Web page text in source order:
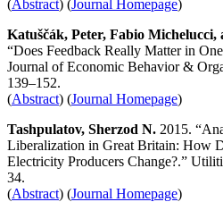
(Abstract) (Journal Homepage)
Katuščák, Peter, Fabio
“Does Feedback Really Matter in
Journal of Economic Behavior &
139–152.
(Abstract) (Journal Homepage)
Tashpulatov, Sherzod N. 2015.
Liberalization in Great Britain: How
Electricity Producers Change?.”
34.
(Abstract) (Journal Homepage)